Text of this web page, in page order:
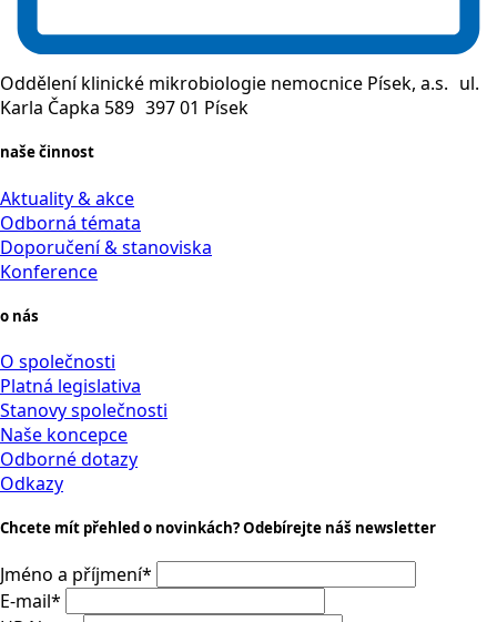
Oddělení klinické mikrobiologie nemocnice Písek, a.s. ul.
Karla Čapka 589 397 01 Písek
naše činnost
Aktuality & akce
Odborná témata
Doporučení & stanoviska
Konference
o nás
O společnosti
Platná legislativa
Stanovy společnosti
Naše koncepce
Odborné dotazy
Odkazy
Chcete mít přehled o novinkách? Odebírejte náš newsletter
Jméno a příjmení*
E-mail*